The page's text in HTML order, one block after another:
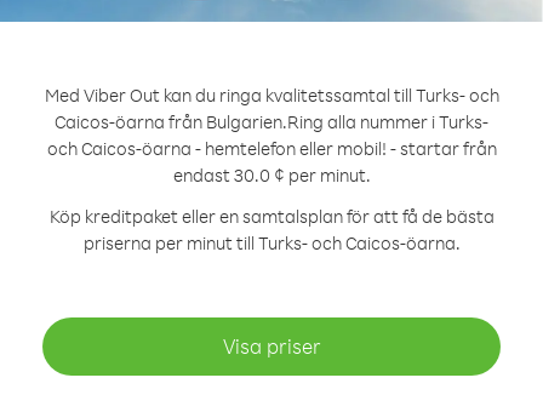
Med Viber Out kan du ringa kvalitetssamtal till Turks- och
Caicos-öarna från Bulgarien.Ring alla nummer i Turks-
och Caicos-öarna - hemtelefon eller mobil! - startar från
endast 30.0 ¢ per minut.
Köp kreditpaket eller en samtalsplan för att få de bästa
priserna per minut till Turks- och Caicos-öarna.
Visa priser